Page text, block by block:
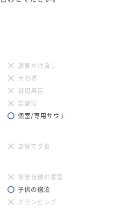
源泉かけ流し
大浴場
貸切風呂
岩盤浴
個室/専用サウナ
部屋で夕食
夜景自慢の客室
子供の宿泊
グランピング